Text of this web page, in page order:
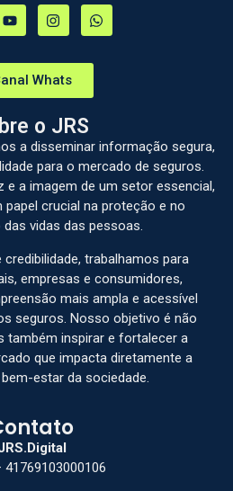
Whats
o JRS
a disseminar informação segura,
para o mercado de seguros.
a imagem de um setor essencial,
papel crucial na proteção e no
vidas das pessoas.
trabalhamos para
empresas e consumidores,
mais ampla e acessível
seguros. Nosso objetivo é não
também inspirar e fortalecer a
que impacta diretamente a
estar da sociedade.
41769103000106